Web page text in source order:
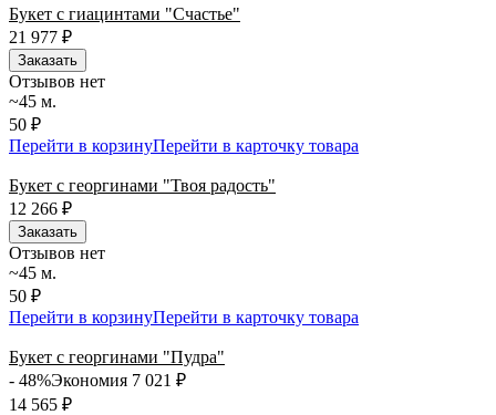
Букет с гиацинтами "Счастье"
21 977 ₽
Заказать
Отзывов нет
~45 м.
50 ₽
Перейти в корзинуПерейти в карточку товара
Букет с георгинами "Твоя радость"
12 266 ₽
Заказать
Отзывов нет
~45 м.
50 ₽
Перейти в корзинуПерейти в карточку товара
Букет с георгинами "Пудра"
- 48%Экономия 7 021 ₽
14 565 ₽